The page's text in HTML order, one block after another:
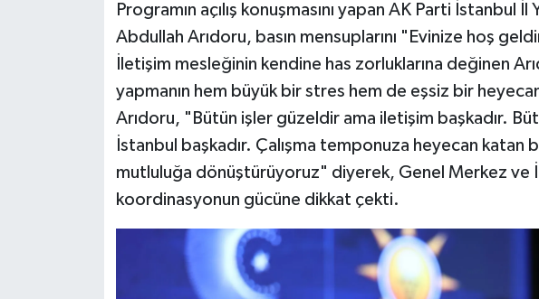
Programın açılış konuşmasını yapan AK Parti İstanbul
Abdullah Arıdoru, basın mensuplarını "Evinize hoş
İletişim mesleğinin kendine has zorluklarına değinen
yapmanın hem büyük bir stres hem de eşsiz bir
Arıdoru, "Bütün işler güzeldir ama iletişim başkadır.
İstanbul başkadır. Çalışma temponuza heyecan katan
mutluluğa dönüştürüyoruz" diyerek, Genel Merkez ve İl
koordinasyonun gücüne dikkat çekti.